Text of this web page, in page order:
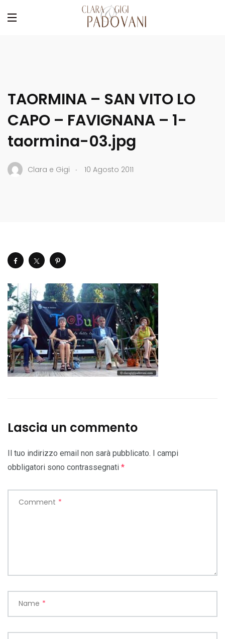
TAORMINA – SAN VITO LO
CAPO – FAVIGNANA – 1-
taormina-03.jpg
Clara e Gigi . 10 Agosto 2011
Lascia un commento
Il tuo indirizzo email non sarà pubblicato. I campi
obbligatori sono contrassegnati *
Comment *
Name *